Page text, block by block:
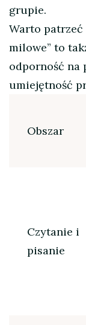
grupie.
Warto patrzeć
milowe” to
odporność na
umiejętność
Obszar
Czytanie i
pisanie